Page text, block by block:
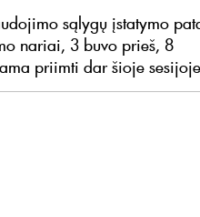
sąlygų įstatymo
nariai, 3 buvo prieš, 8
priimti dar šioje